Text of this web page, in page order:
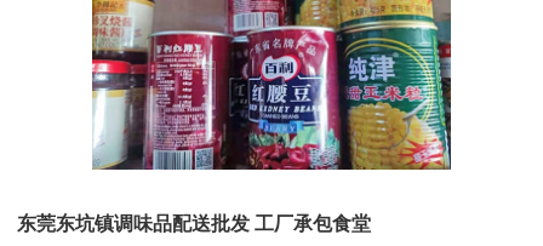
东莞东坑镇调味品配送批发 工厂承包食堂